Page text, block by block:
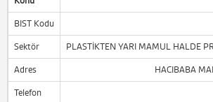
BIST Kodu
Sektör PLASTİKTEN YARI MAMUL HALDE
Adres HACIBABA
Telefon